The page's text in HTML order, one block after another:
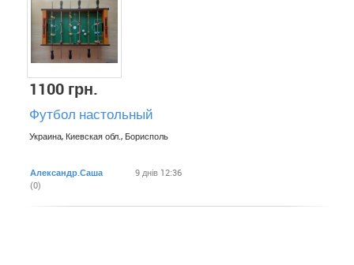
1100 грн.
Футбол настольный
Украина, Киевская обл., Борисполь
Александр.Саша
(0)
9 днів 12:36